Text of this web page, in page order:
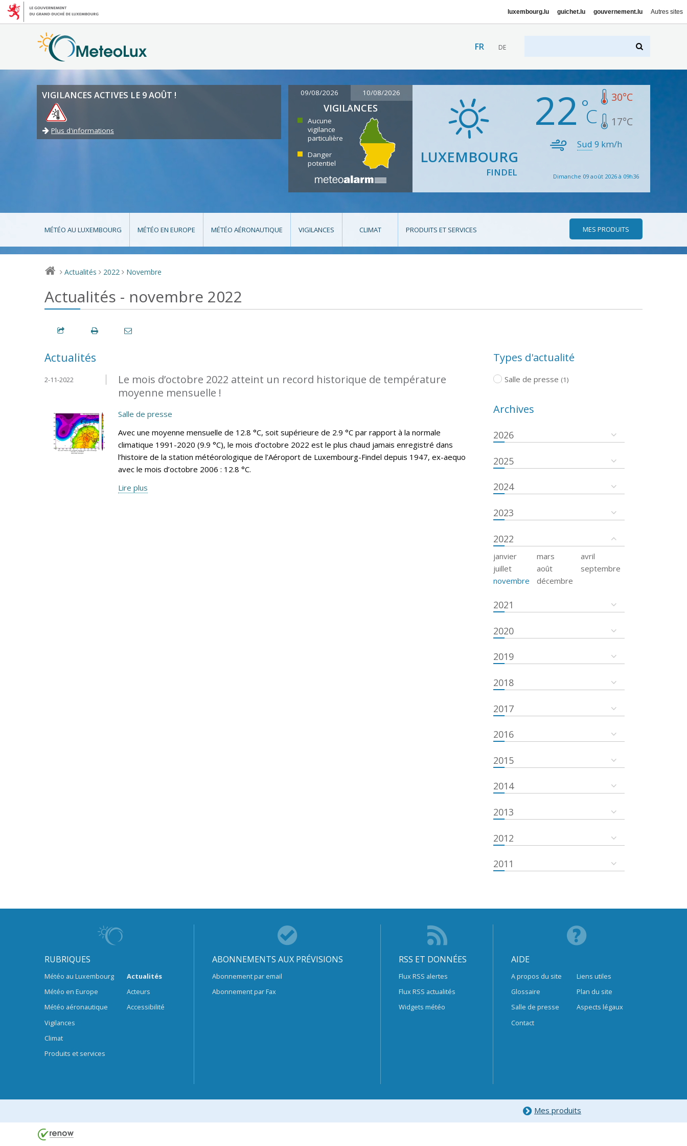
luxembourg.lu guichet.lu gouvernement.lu Autres sites
FR DE
VIGILANCES ACTIVES LE 9 AOÛT !
Plus d'informations
09/08/2026 10/08/2026
VIGILANCES
Aucune
vigilance
particulière
Danger
potentiel
LUXEMBOURG
FINDEL
22 30°C
17°C
Sud 9 km/h
Dimanche 09 août 2026 à 09h36
MÉTÉO AU LUXEMBOURG MÉTÉO EN EUROPE MÉTÉO AÉRONAUTIQUE VIGILANCES CLIMAT PRODUITS ET SERVICES MES PRODUITS
> Actualités > 2022 > Novembre
Actualités - novembre 2022
Actualités
Le mois d’octobre 2022 atteint un record historique de température
moyenne mensuelle !
2-11-2022
Salle de presse
Avec une moyenne mensuelle de 12.8 °C, soit supérieure de 2.9 °C par rapport à la normale
climatique 1991-2020 (9.9 °C), le mois d’octobre 2022 est le plus chaud jamais enregistré dans
l’histoire de la station météorologique de l’Aéroport de Luxembourg-Findel depuis 1947, ex-aequo
avec le mois d’octobre 2006 : 12.8 °C.
Lire plus
Types d'actualité
Salle de presse (1)
Archives
2026
2025
2024
2023
2022
janvier mars
avril
juillet
août
septembre
novembre
décembre
2021
2020
2019
2018
2017
2016
2015
2014
2013
2012
2011
RUBRIQUES
Météo au Luxembourg
Météo en Europe
Météo aéronautique
Vigilances
Climat
Produits et services
Actualités
Acteurs
Accessibilité
ABONNEMENTS AUX PRÉVISIONS
Abonnement par email
Abonnement par Fax
RSS ET DONNÉES
Flux RSS alertes
Flux RSS actualités
Widgets météo
AIDE
A propos du site
Glossaire
Salle de presse
Contact
Liens utiles
Plan du site
Aspects légaux
Mes produits